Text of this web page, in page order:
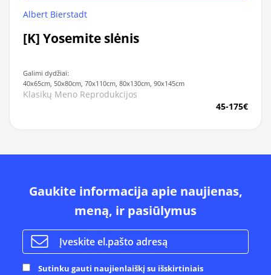
Albert Bierstadt
[K] Yosemite slėnis
Galimi dydžiai:
40x65cm, 50x80cm, 70x110cm, 80x130cm, 90x145cm
Klasikų Meno Reprodukcijos
45-175€
Gaukite informacija apie naujienas,
meną, ir pasiūlymus
Sutinku gauti naujienlaiškį su išskirtiniais